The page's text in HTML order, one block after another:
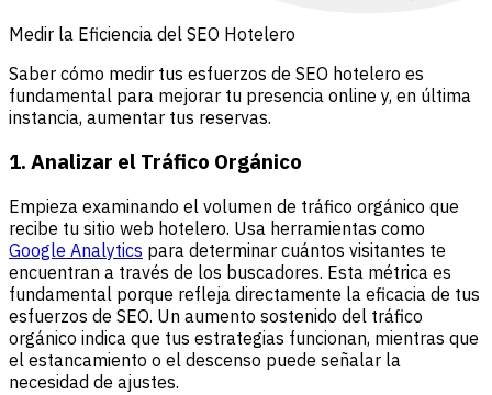
Medir la Eficiencia del SEO Hotelero
Saber cómo medir tus esfuerzos de SEO hotelero es
fundamental para mejorar tu presencia online y, en última
instancia, aumentar tus reservas.
1. Analizar el Tráfico Orgánico
Empieza examinando el volumen de tráfico orgánico que
recibe tu sitio web hotelero. Usa herramientas como
Google Analytics para determinar cuántos visitantes te
encuentran a través de los buscadores. Esta métrica es
fundamental porque refleja directamente la eficacia de tus
esfuerzos de SEO. Un aumento sostenido del tráfico
orgánico indica que tus estrategias funcionan, mientras que
el estancamiento o el descenso puede señalar la
necesidad de ajustes.